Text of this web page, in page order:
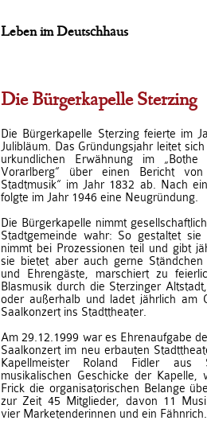
Leben im Deutschhaus
Die Bürgerkapelle Sterzing
Die Bürgerkapelle Sterzing feierte im
Julibläum. Das Gründungsjahr leitet
urkundlichen Erwähnung im
Vorarlberg“ über einen Bericht
Stadtmusik“ im Jahr 1832 ab. Nach
folgte im Jahr 1946 eine Neugründung.
Die Bürgerkapelle nimmt
Stadtgemeinde wahr: So gestaltet sie
nimmt bei Prozessionen teil und gibt
sie bietet aber auch gerne
und Ehrengäste, marschiert zu
Blasmusik durch die Sterzinger
oder außerhalb und ladet jährlich am
Saalkonzert ins Stadttheater.
Am 29.12.1999 war es Ehrenaufgabe
Saalkonzert im neu erbauten
Kapellmeister Roland Fidler aus
musikalischen Geschicke der Kapelle,
Frick die organisatorischen Belange
zur Zeit 45 Mitglieder, davon 11
vier Marketenderinnen und ein Fähnrich.